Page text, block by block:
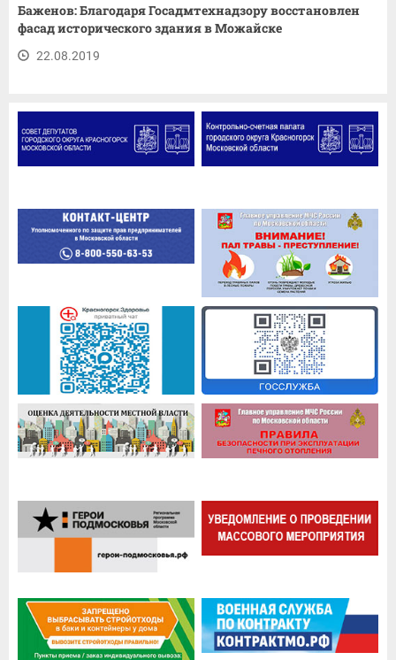
Баженов: Благодаря Госадмтехнадзору восстановлен
фасад исторического здания в Можайске
22.08.2019